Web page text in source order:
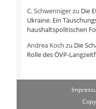
C. Schwennigerzu Die
Ukraine. Ein
haushaltspolitischen
Andrea Koch zu Die
Rolle des ÖVP-